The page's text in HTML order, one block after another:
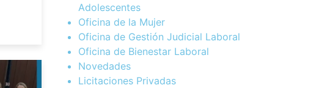
Adolescentes
Oficina de la Mujer
Oficina de Gestión Judicial Laboral
Oficina de Bienestar Laboral
Novedades
Licitaciones Privadas